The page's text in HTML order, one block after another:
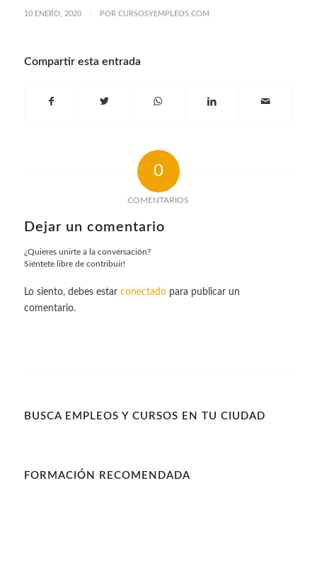
10 ENERO, 2020 / POR CURSOSYEMPLEOS.COM
Compartir esta entrada
0
COMENTARIOS
Dejar un comentario
¿Quieres unirte a la conversación?
Siéntete libre de contribuir!
Lo siento, debes estar conectadopara publicar un
comentario.
BUSCA EMPLEOS Y CURSOS EN TU CIUDAD
FORMACIÓN RECOMENDADA